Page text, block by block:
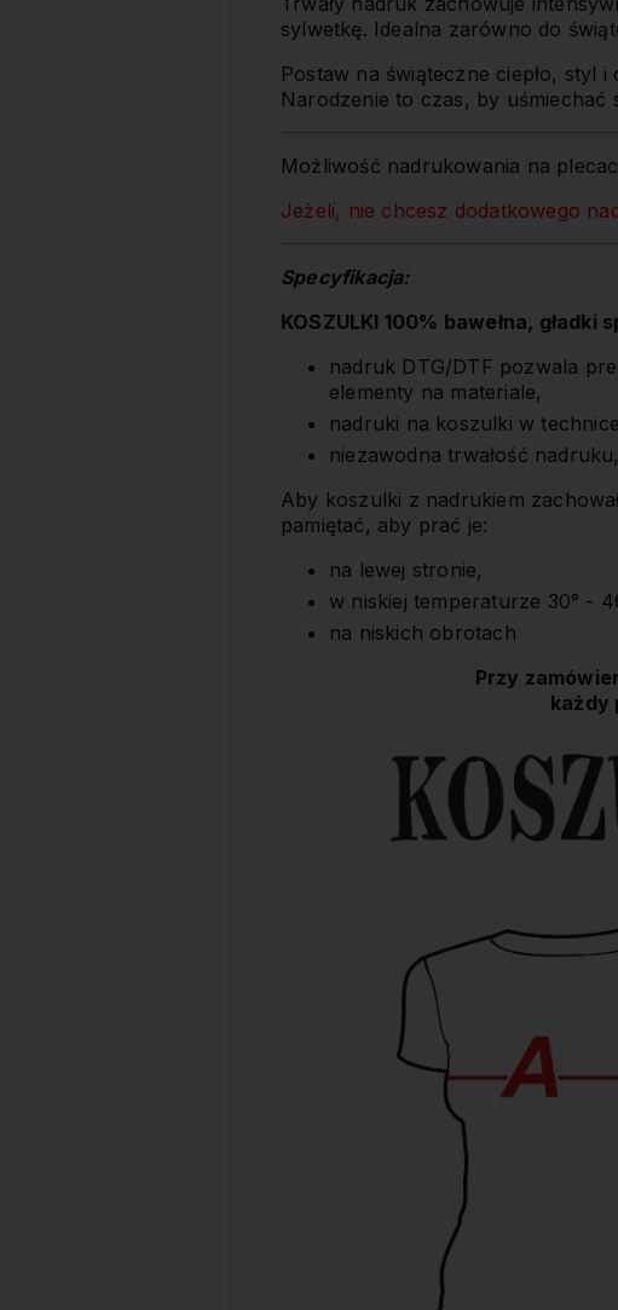
sylwetkę. Idealna zarówno do
Postaw na świąteczne ciepło, styl
Narodzenie to czas, by uśmiechać
Możliwość nadrukowania na
Jeżeli, nie chcesz dodatkowego
Specyfikacja:
KOSZULKI 100% bawełna,
nadruk DTG/DTF pozwala
elementy na materiale,
nadruki na koszulki w
niezawodna trwałość nadruku,
Aby koszulki z nadrukiem
pamiętać, aby prać je:
na lewej stronie,
w niskiej temperaturze 30° -
na niskich obrotach
Przy
każdy